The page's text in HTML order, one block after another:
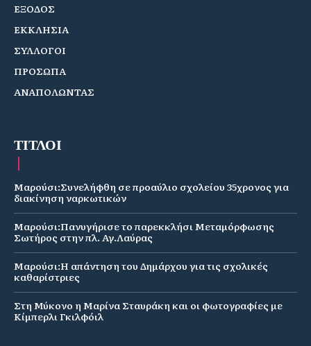
ΕΞΟΔΟΣ
ΕΚΚΛΗΣΙΑ
ΣΥΛΛΟΓΟΙ
ΠΡΟΣΩΠΑ
ΑΝΑΠΟΛΩΝΤΑΣ
ΤΙΤΛΟΙ
Μαρούσι:Συνελήφθη σε προαύλιο σχολείου 35χρονος για
διακίνηση ναρκωτικών
Μαρούσι:Πανυγήρισε το παρεκκλήσι Μεταμόρφωσης
Σωτήρος στην πλ. Αγ.Λαύρας
Μαρούσι:Η απάντηση του Δημάρχου για τις σχολικές
καθαρίστριες
Στη Μύκονο η Μαρίνα Σταυράκη και οι φωτογραφίες με
Κίμπερλι Γκιλφόιλ